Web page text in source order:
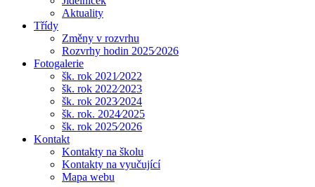
Aktuality
Třídy
Změny v rozvrhu
Rozvrhy hodin 2025⁄2026
Fotogalerie
šk. rok 2021⁄2022
šk. rok 2022⁄2023
šk. rok 2023⁄2024
šk. rok. 2024⁄2025
šk. rok 2025⁄2026
Kontakt
Kontakty na školu
Kontakty na vyučující
Mapa webu